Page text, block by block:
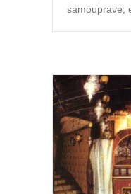
samouprave,